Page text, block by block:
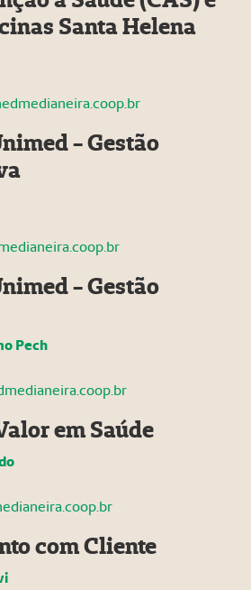
Santa Helena
- Gestão
- Gestão
Pech
em Saúde
com Cliente